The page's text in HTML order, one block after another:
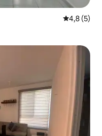
4,8 av 5 i
4,8 (5)